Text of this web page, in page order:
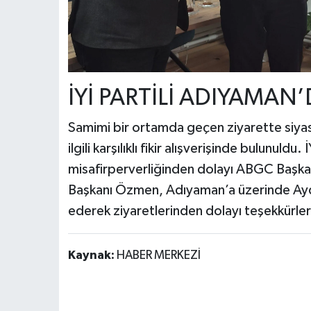
İYİ PARTİLİ
Samimi bir ortamda geçen ziyarette
ilgili karşılıklı fikir alışverişinde bulunuldu.
misafirperverliğinden dolayı ABGC
Başkanı Özmen, Adıyaman’a üzerinde
ederek ziyaretlerinden dolayı
Kaynak: HABER MERKEZİ